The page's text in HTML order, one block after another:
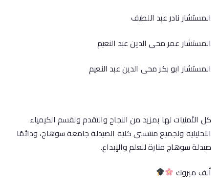
المستشار نادر عبد اللطيف
المستشار عمر محى الدين عبد النعيم
المستشار ابو بكر محى الدين عبد النعيم
كل الأمنيات لها بمزيد من النجاح والتقدم ولقسم الكيمياء
التحليلية ولجميع منتسبى كلية الصيدلة جامعة سوهاج، ودائمًا
صيدلة سوهاج منارة للعلم والإبداع.
ألف مبروك